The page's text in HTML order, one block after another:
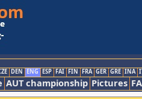
DEN ENG ESP FAI FIN FRA GER GRE INA
AUT championship Pictures